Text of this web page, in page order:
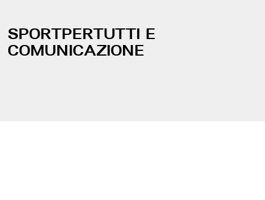
SPORTPERTUTTI E
COMUNICAZIONE